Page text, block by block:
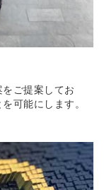
ご提案してお
可能にします。
案をご提案し